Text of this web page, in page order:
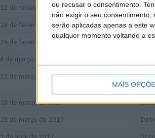
ou recusar o consentimento.
não exigir o seu
serão aplicadas apenas a este
qualquer momento voltando a
MAIS
11 de fevereiro de 2017
18 de fevereiro de 2017
25 de fevereiro de 2017
4 de março de 2017
11 de março de 2017
18 de março de 2017
25 de março de 2017